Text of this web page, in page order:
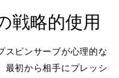
戦略的使用
スピンサーブが心理的な
最初から相手にプレッシ